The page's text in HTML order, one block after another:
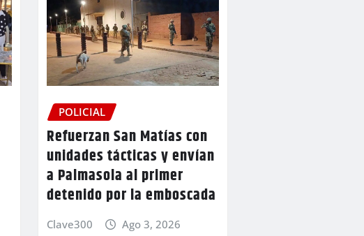
POLICIAL
Refuerzan San Matías con
unidades tácticas y envían
a Palmasola al primer
detenido por la emboscada
Clave300 Ago 3, 2026